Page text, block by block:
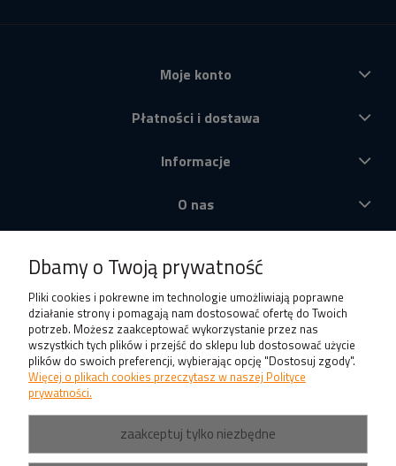
Moje konto
Płatności i dostawa
Informacje
O nas
Dbamy o Twoją prywatność
Pliki cookies i pokrewne im technologie umożliwiają poprawne
działanie strony i pomagają nam dostosować ofertę do Twoich
potrzeb. Możesz zaakceptować wykorzystanie przez nas
wszystkich tych plików i przejść do sklepu lub dostosować użycie
plików do swoich preferencji, wybierając opcję "Dostosuj zgody".
Więcej o plikach cookies przeczytasz w naszej Polityce
prywatności.
zaakceptuj tylko niezbędne